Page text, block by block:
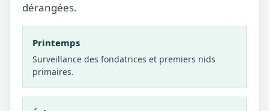
dérangées.
Printemps
Surveillance des fondatrices et premiers nids
primaires.